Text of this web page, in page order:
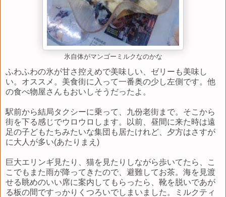
氷自体がマンゴーミルクなのかな
ふわふわの氷が甘さ控えめで美味しい、ゼリーも美味し
い。オススメ。美食街に入って一番奥の少し左側です。他
の食べ物屋さんもおいしそうだったよ。
駅前から結局タクシーに乗って、九份老街まで。そこから
街を下る感じでウロウロします。以前、昼間に来た時は遠
足の子どもたちみたいな集団も居たけれど、夕方はさすが
に大人が多い(あたりまえ)
巨大エリンギ見たり、猫を見たりしながら歩いてたら、こ
こでもまた雨が降ってきたので、避難してお茶。海を見渡
せる眺めのいい席に案内してもらったら、靴を脱いであが
る板の間ですっかりくつろいでしまいました。ミルクティ